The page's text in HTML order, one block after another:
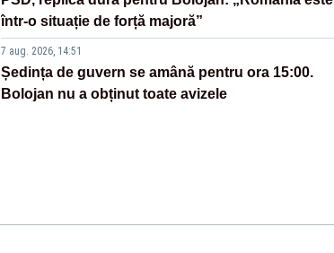
într-o situație de forță majoră”
7 aug. 2026, 14:51
Ședința de guvern se amână pentru ora 15:00.
Bolojan nu a obținut toate avizele